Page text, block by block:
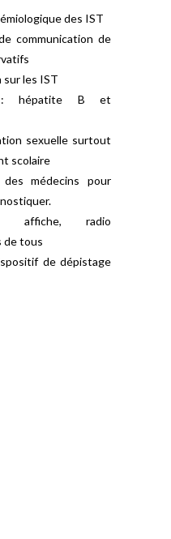
des IST
communication de
sur les IST
: hépatite B et
sexuelle surtout
scolaire
médecins pour
affiche, radio
de tous
de dépistage